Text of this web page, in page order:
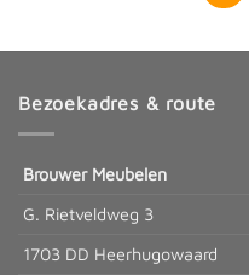
Bezoekadres & route
Brouwer Meubelen
G. Rietveldweg 3
1703 DD Heerhugowaard